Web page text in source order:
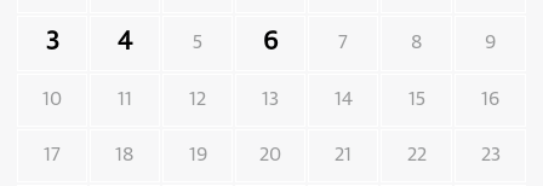
3 4 5 6 7 8 9
10 11 12 13 14 15 16
17 18 19 20 21 22 23